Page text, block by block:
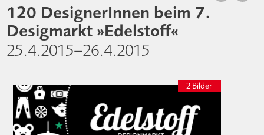
120 DesignerInnen beim 7.
Desigmarkt »Edelstoff«
25.4.2015–26.4.2015
2 Bilder